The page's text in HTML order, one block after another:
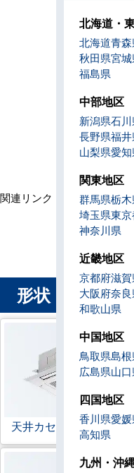
関連リンク： TOPペー
神奈川県
形状 から業
天井カセット形4方向
北海道・
北海道青森
秋田県宮城
福島県
中部地区
新潟県石川
長野県福井
山梨県愛知
関東地区
群馬県栃木
埼玉県東
神奈川県
近畿地区
京都府滋賀
大阪府奈良
和歌山県
中国地区
鳥取県島根
広島県山
四国地区
香川県愛媛
高知県
九州・沖